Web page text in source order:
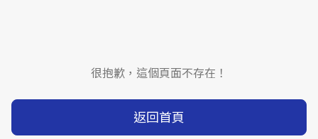
很抱歉，這個頁面不存在！
返回首頁